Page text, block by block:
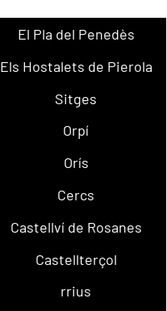
El Pla del Penedès
Els Hostalets de Pierola
Sitges
Orpí
Orís
Cercs
Castellví de Rosanes
Castellterçol
rrius